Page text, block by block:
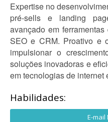
Expertise no
pré-sells e landing
avançado em
SEO e CRM. Proativo e
impulsionar o
soluções inovadoras e
em tecnologias de internet
Habilidades:
E-